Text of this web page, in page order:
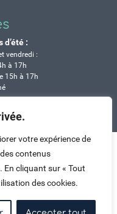
votre expérience de
contenus
cliquant sur « Tout
des cookies.
d’été :
vendredi :
à 17h
15h à 17h
nous